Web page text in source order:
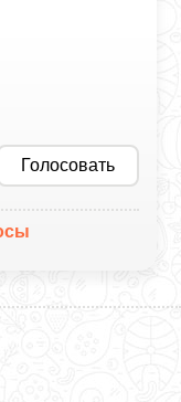
Голосовать